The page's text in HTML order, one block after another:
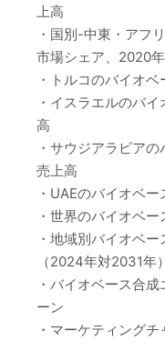
上高
・国別-中東・アフ
市場シェア、2020
・トルコのバイオ
・イスラエルのバ
高
・サウジアラビア
売上高
・UAEのバイオベ
・世界のバイオベ
・地域別バイオベ
（2024年対2031年）
・バイオベース合
ーン
・マーケティングチ